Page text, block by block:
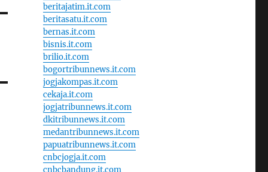
beritajatim.it.com
beritasatu.it.com
bernas.it.com
bisnis.it.com
brilio.it.com
bogortribunnews.it.com
jogjakompas.it.com
cekaja.it.com
jogjatribunnews.it.com
dkitribunnews.it.com
medantribunnews.it.com
papuatribunnews.it.com
cnbcjogja.it.com
cnbcbandung.it.com